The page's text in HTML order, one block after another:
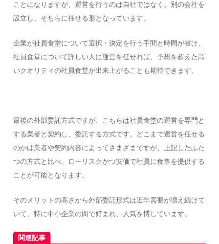
ことになりますが、運営を行うのは自社ではなく、別の会社を
設立し、そちらに任せる形となっています。
企業が社員食堂について選択・決定を行う手間と時間が省け、
社員食堂について詳しい人に運営を任せれば、予想を超えた高
いクオリティの社員食堂が出来上がることも期待できます。
最後の外部委託方式ですが、こちらは社員食堂の運営を専門と
する業者と契約し、委託する方式です。どこまで運営を任せる
のかは業者や契約内容によってさまざまですが、上記したふた
つの方式と比べ、ローリスクかつ安価で社員に食事を提供する
ことが可能となります。
そのメリットの高さから外部委託形式は近年需要が増え続けて
いて、特に中小企業の間で好まれ、人気を博しています。
関連記事